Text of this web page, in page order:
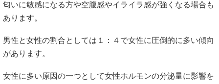
匂いに敏感になる方や空腹感やイライラ感が強くなる場合も
あります。
男性と女性の割合としては１：４で女性に圧倒的に多い傾向
があります。
女性に多い原因の一つとして女性ホルモンの分泌量に影響を